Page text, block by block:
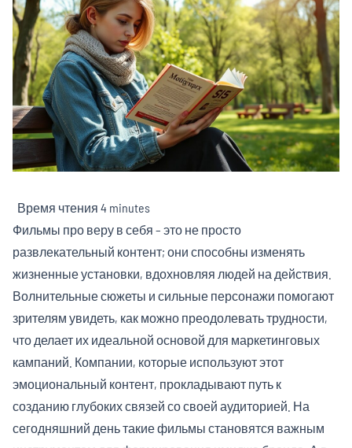
Время чтения 4 minutes
Фильмы про веру в себя – это не просто
развлекательный контент; они способны изменять
жизненные установки, вдохновляя людей на действия.
Волнительные сюжеты и сильные персонажи помогают
зрителям увидеть, как можно преодолевать трудности,
что делает их идеальной основой для маркетинговых
кампаний. Компании, которые используют этот
эмоциональный контент, прокладывают путь к
созданию глубоких связей со своей аудиторией. На
сегодняшний день такие фильмы становятся важным